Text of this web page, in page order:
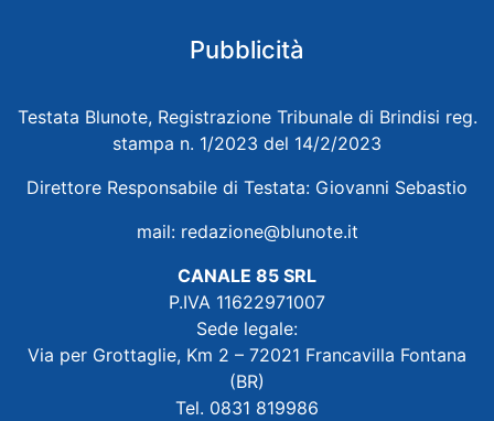
Pubblicità
Testata Blunote, Registrazione Tribunale di Brindisi reg.
stampa n. 1/2023 del 14/2/2023
Direttore Responsabile di Testata: Giovanni Sebastio
mail: redazione@blunote.it
CANALE 85 SRL
P.IVA 11622971007
Sede legale:
Via per Grottaglie, Km 2 – 72021 Francavilla Fontana
(BR)
Tel. 0831 819986